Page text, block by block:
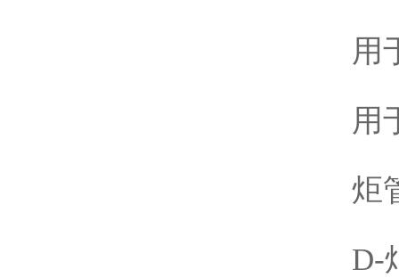
用
用
炬
D-